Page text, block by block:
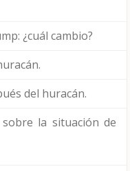
¿cuál cambio?
del huracán.
la situación de